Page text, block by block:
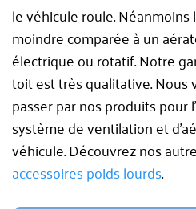
le véhicule roule.
moindre comparée à un
électrique ou rotatif. Notre
toit est très qualitative. Nous
passer par nos produits pour
système de ventilation et
véhicule. Découvrez nos
accessoires poids lourds.